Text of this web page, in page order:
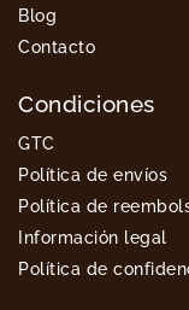
hombre que
tipos de
de tela
un diseño único
El estilo de la
vintage con
Blog
Contacto
Condiciones
GTC
Política de envíos
Política de
Información legal
Política de